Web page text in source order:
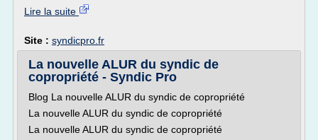
Lire la suite
Site : syndicpro.fr
La nouvelle ALUR du syndic de
copropriété - Syndic Pro
Blog La nouvelle ALUR du syndic de copropriété
La nouvelle ALUR du syndic de copropriété
La nouvelle ALUR du syndic de copropriété